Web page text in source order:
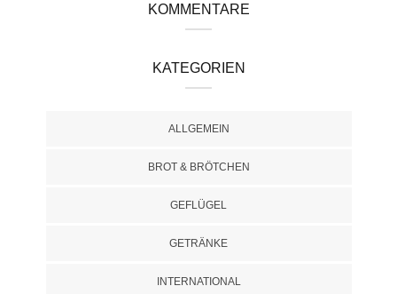
KOMMENTARE
KATEGORIEN
ALLGEMEIN
BROT & BRÖTCHEN
GEFLÜGEL
GETRÄNKE
INTERNATIONAL